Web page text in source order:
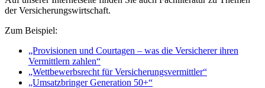
der Versicherungswirtschaft.
Zum Beispiel:
„Provisionen und Courtagen – was die Versicherer ihren
Vermittlern zahlen“
„Wettbewerbsrecht für Versicherungsvermittler“
„Umsatzbringer Generation 50+“